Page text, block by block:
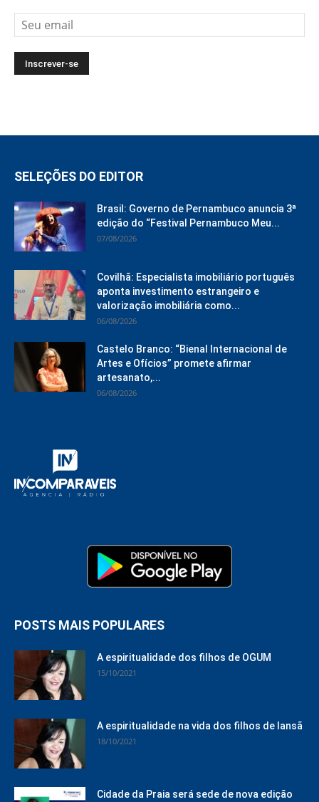
SELEÇÕES DO EDITOR
Brasil: Governo de Pernambuco anuncia 3ª
edição do “Festival Pernambuco Meu...
07/08/2026
Covilhã: Especialista imobiliário português
aponta investimento estrangeiro e
valorização imobiliária como...
06/08/2026
Castelo Branco: “Bienal Internacional de
Artes e Ofícios” promete afirmar
artesanato,...
06/08/2026
POSTS MAIS POPULARES
A espiritualidade dos filhos de OGUM
15/10/2021
A espiritualidade na vida dos filhos de Iansã
18/10/2021
Cidade da Praia será sede de nova edição